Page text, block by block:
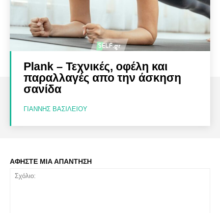
Plank – Τεχνικές, οφέλη και
παραλλαγές απο την άσκηση
σανίδα
ΓΙΆΝΝΗΣ ΒΑΣΙΛΕΊΟΥ
ΑΦΗΣΤΕ ΜΙΑ ΑΠΑΝΤΗΣΗ